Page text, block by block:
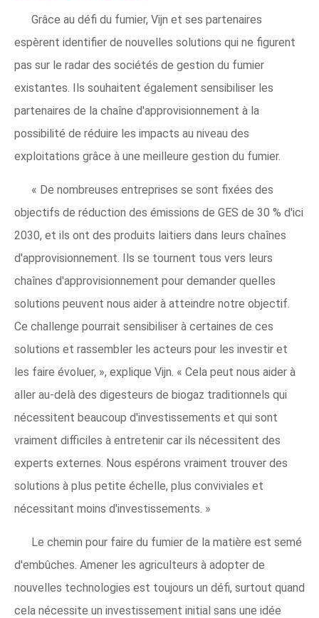
Grâce au défi du fumier, Vijn et ses partenaires
espèrent identifier de nouvelles solutions qui ne figurent
pas sur le radar des sociétés de gestion du fumier
existantes. Ils souhaitent également sensibiliser les
partenaires de la chaîne d'approvisionnement à la
possibilité de réduire les impacts au niveau des
exploitations grâce à une meilleure gestion du fumier.
« De nombreuses entreprises se sont fixées des
objectifs de réduction des émissions de GES de 30 % d'ici
2030, et ils ont des produits laitiers dans leurs chaînes
d'approvisionnement. Ils se tournent tous vers leurs
chaînes d'approvisionnement pour demander quelles
solutions peuvent nous aider à atteindre notre objectif.
Ce challenge pourrait sensibiliser à certaines de ces
solutions et rassembler les acteurs pour les investir et
les faire évoluer, », explique Vijn. « Cela peut nous aider à
aller au-delà des digesteurs de biogaz traditionnels qui
nécessitent beaucoup d'investissements et qui sont
vraiment difficiles à entretenir car ils nécessitent des
experts externes. Nous espérons vraiment trouver des
solutions à plus petite échelle, plus conviviales et
nécessitant moins d'investissements. »
Le chemin pour faire du fumier de la matière est semé
d'embûches. Amener les agriculteurs à adopter de
nouvelles technologies est toujours un défi, surtout quand
cela nécessite un investissement initial sans une idée